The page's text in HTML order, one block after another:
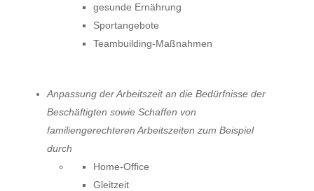
gesunde Ernährung
Sportangebote
Teambuilding-Maßnahmen
Anpassung der Arbeitszeit an die Bedürfnisse der
Beschäftigten sowie Schaffen von
familiengerechteren Arbeitszeiten zum Beispiel
durch
Home-Office
Gleitzeit